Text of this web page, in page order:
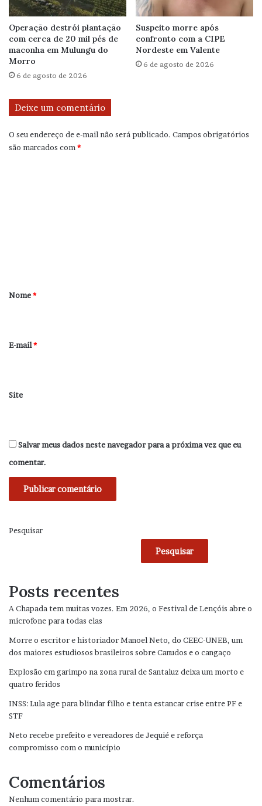
Operação destrói plantação
com cerca de 20 mil pés de
maconha em Mulungu do
Morro
6 de agosto de 2026
Suspeito morre após
confronto com a CIPE
Nordeste em Valente
6 de agosto de 2026
Deixe um comentário
O seu endereço de e-mail não será publicado. Campos obrigatórios
são marcados com *
r
*
Nome*
E-mail*
Site
Salvar meus dados neste navegador para a próxima vez que eu
comentar.
Pesquisar
Pesquisar
Posts recentes
A Chapada tem muitas vozes. Em 2026, o Festival de Lençóis abre o
microfone para todas elas
Morre o escritor e historiador Manoel Neto, do CEEC-UNEB, um
dos maiores estudiosos brasileiros sobre Canudos e o cangaço
Explosão em garimpo na zona rural de Santaluz deixa um morto e
quatro feridos
INSS: Lula age para blindar filho e tenta estancar crise entre PF e
STF
Neto recebe prefeito e vereadores de Jequié e reforça
compromisso com o município
Comentários
Nenhum comentário para mostrar.